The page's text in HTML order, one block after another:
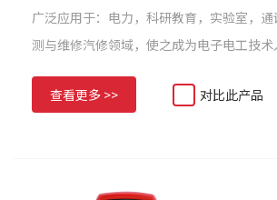
广泛应用于：电力，科研教育，实验室，
测与维修汽修领域，使之成为电子电工技术
查看更多 >> 对比此产品